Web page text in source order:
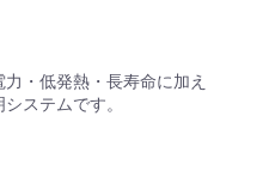
・低発熱・長寿命に加え
ステムです。